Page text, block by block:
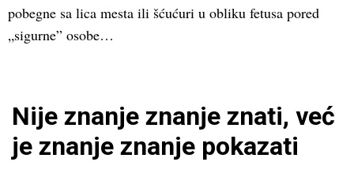
pobegne sa lica mesta ili šćućuri u obliku fetusa pored
„sigurne” osobe…
Nije znanje znanje znati, već
je znanje znanje pokazati